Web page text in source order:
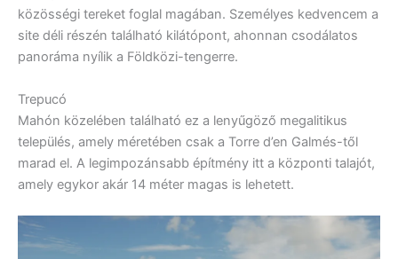
közösségi tereket foglal magában. Személyes kedvencem a
site déli részén található kilátópont, ahonnan csodálatos
panoráma nyílik a Földközi-tengerre.
Trepucó
Mahón közelében található ez a lenyűgöző megalitikus
település, amely méretében csak a Torre d’en Galmés-től
marad el. A legimpozánsabb építmény itt a központi talajót,
amely egykor akár 14 méter magas is lehetett.